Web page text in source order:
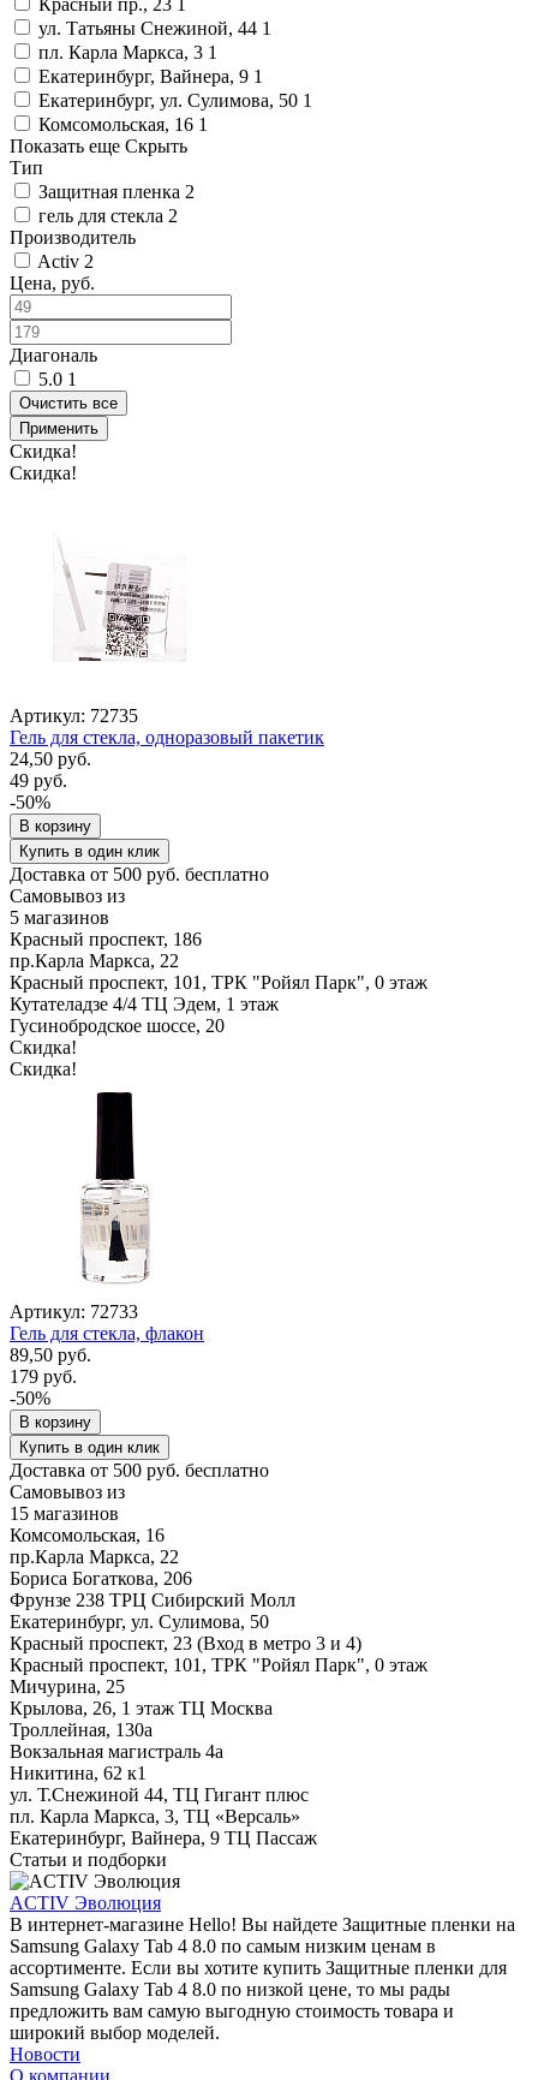
ул. Татьяны Снежиной, 44 1
пл. Карла Маркса, 3 1
Екатеринбург, Вайнера, 9 1
Екатеринбург, ул. Сулимова, 50 1
Комсомольская, 16 1
Показать еще Скрыть
Тип
Защитная пленка 2
гель для стекла 2
Производитель
Activ 2
Цена, руб.
Диагональ
5.0 1
Очистить все
Применить
Скидка!
Скидка!
Артикул: 72735
Гель для стекла, одноразовый пакетик
24,50 руб.
49 руб.
-50%
В корзину
Купить в один клик
Доставка от 500 руб. бесплатно
Самовывоз из
5 магазинов
Красный проспект, 186
пр.Карла Маркса, 22
Красный проспект, 101, ТРК "Ройял Парк", 0 этаж
Кутателадзе 4/4 ТЦ Эдем, 1 этаж
Гусинобродское шоссе, 20
Скидка!
Скидка!
Артикул: 72733
Гель для стекла, флакон
89,50 руб.
179 руб.
-50%
В корзину
Купить в один клик
Доставка от 500 руб. бесплатно
Самовывоз из
15 магазинов
Комсомольская, 16
пр.Карла Маркса, 22
Бориса Богаткова, 206
Фрунзе 238 ТРЦ Сибирский Молл
Екатеринбург, ул. Сулимова, 50
Красный проспект, 23 (Вход в метро 3 и 4)
Красный проспект, 101, ТРК "Ройял Парк", 0 этаж
Мичурина, 25
Крылова, 26, 1 этаж ТЦ Москва
Троллейная, 130а
Вокзальная магистраль 4а
Никитина, 62 к1
ул. Т.Снежиной 44, ТЦ Гигант плюс
пл. Карла Маркса, 3, ТЦ «Версаль»
Екатеринбург, Вайнера, 9 ТЦ Пассаж
Статьи и подборки
ACTIV Эволюция
В интернет-магазине Hello! Вы найдете Защитные пленки на
Samsung Galaxy Tab 4 8.0 по самым низким ценам в
ассортименте. Если вы хотите купить Защитные пленки для
Samsung Galaxy Tab 4 8.0 по низкой цене, то мы рады
предложить вам самую выгодную стоимость товара и
широкий выбор моделей.
Новости
О компании